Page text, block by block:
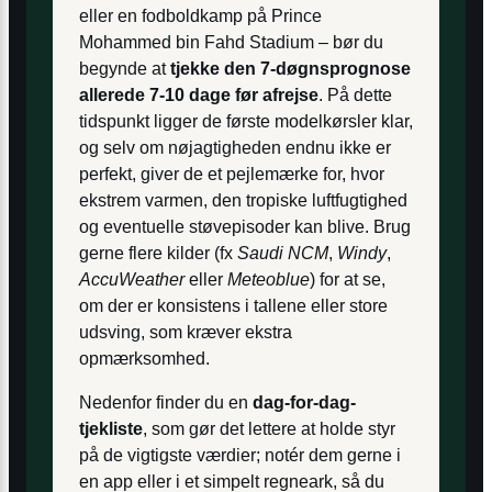
eller en fodboldkamp på Prince
Mohammed bin Fahd Stadium – bør du
begynde attjekke den 7-døgnsprognose
allerede 7-10 dage før afrejse. På dette
tidspunkt ligger de første modelkørsler klar,
og selv om nøjagtigheden endnu ikke er
perfekt, giver de et pejlemærke for, hvor
ekstrem varmen, den tropiske luftfugtighed
og eventuelle støvepisoder kan blive. Brug
gerne flere kilder (fx Saudi NCM, Windy,
AccuWeathereller Meteoblue) for at se,
om der er konsistens i tallene eller store
udsving, som kræver ekstra
opmærksomhed.
Nedenfor finder du en dag-for-dag-
tjekliste, som gør det lettere at holde styr
på de vigtigste værdier; notér dem gerne i
en app eller i et simpelt regneark, så du